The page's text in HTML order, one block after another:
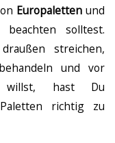
Europaletten und
beachten solltest.
streichen,
und vor
willst, hast Du
richtig zu